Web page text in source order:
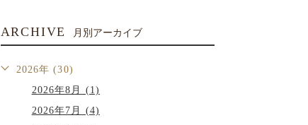
ARCHIVE 月別アーカイブ
2026年 (30)
2026年8月 (1)
2026年7月 (4)